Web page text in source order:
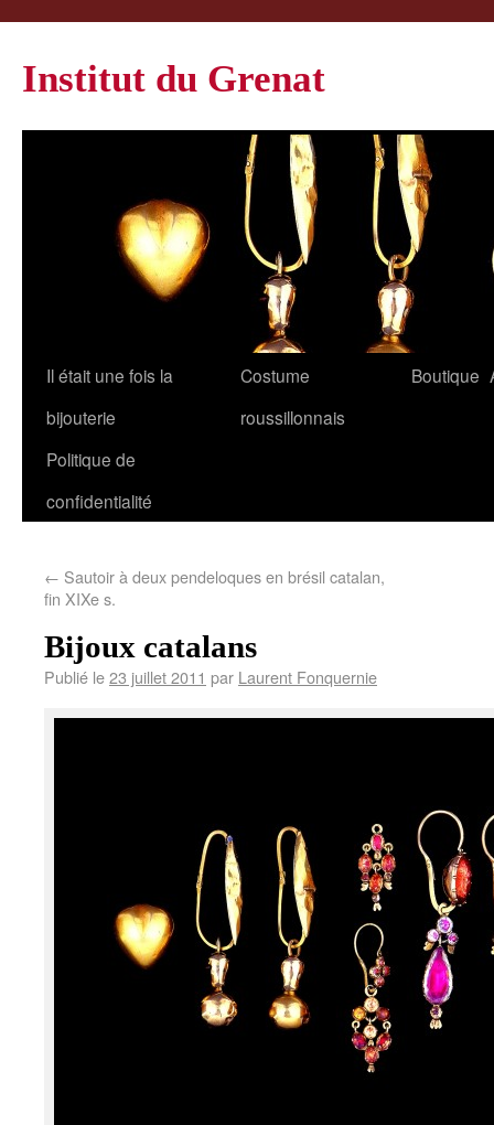
Institut du Grenat
Il était une fois la
bijouterie
Costume
roussillonnais
Boutique
Politique de
confidentialité
← Sautoir à deux pendeloques en brésil catalan,
fin XIXe s.
Bijoux catalans
Publié le23 juillet 2011 par Laurent Fonquernie